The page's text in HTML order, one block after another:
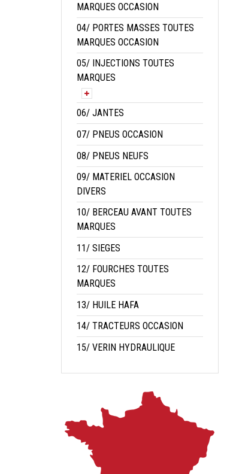
MARQUES OCCASION
04/ PORTES MASSES TOUTES
MARQUES OCCASION
05/ INJECTIONS TOUTES
MARQUES
06/ JANTES
07/ PNEUS OCCASION
08/ PNEUS NEUFS
09/ MATERIEL OCCASION
DIVERS
10/ BERCEAU AVANT TOUTES
MARQUES
11/ SIEGES
12/ FOURCHES TOUTES
MARQUES
13/ HUILE HAFA
14/ TRACTEURS OCCASION
15/ VERIN HYDRAULIQUE